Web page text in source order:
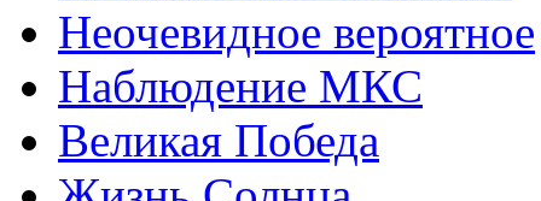
Неочевидное вероятное
Наблюдение МКС
Великая Победа